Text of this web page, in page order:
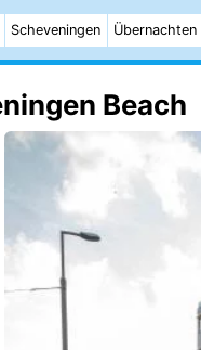
Scheveningen Übernachten
Beach